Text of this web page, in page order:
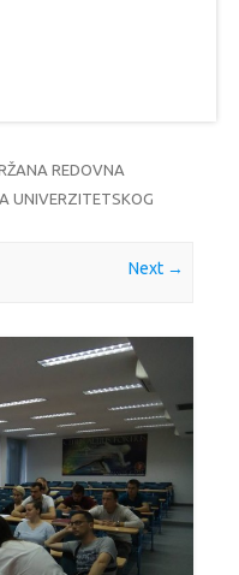
REDOVNA
UNIVERZITETSKOG
Next →